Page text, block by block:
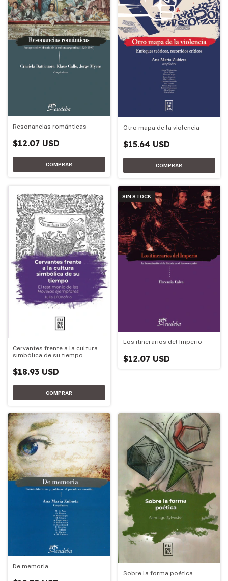
Resonancias románticas
$12.07 USD
Otro mapa de la violencia
$15.64 USD
Cervantes frente a la cultura
simbólica de su tiempo
$18.93 USD
SIN STOCK
Los itinerarios del Imperio
$12.07 USD
De memoria
Sobre la forma poética